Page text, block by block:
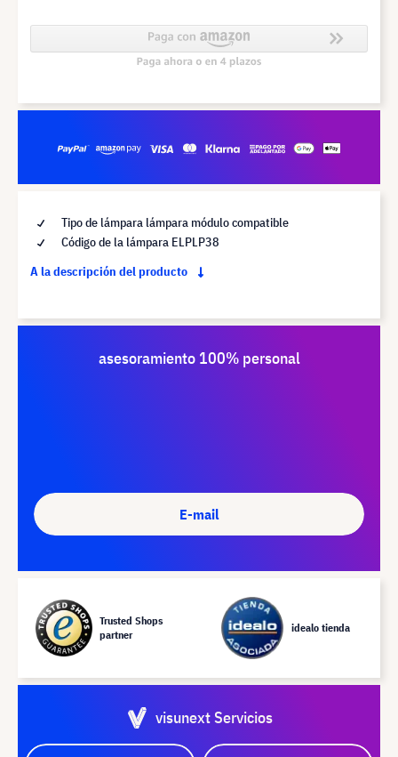
Tipo de lámpara lámpara módulo compatible
Código de la lámpara ELPLP38
A la descripción del producto
asesoramiento 100% personal
E-mail
Trusted Shops
partner
idealo tienda
visunext Servicios